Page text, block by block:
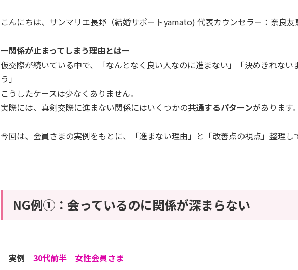
こんにちは、サンマリエ長野（結婚サポートyamato) 代表カウンセラー：奈良友
ー関係が止まってしまう理由とはー
仮交際が続いている中で、「なんとなく良い人なのに進まない」「決めきれない
う」
こうしたケースは少なくありません。
実際には、真剣交際に進まない関係にはいくつかの共通するパターンがあります
今回は、会員さまの実例をもとに、「進まない理由」と「改善点の視点」整理し
NG例➀：会っているのに関係が深まらない
🔷実例 30代前半 女性会員さま